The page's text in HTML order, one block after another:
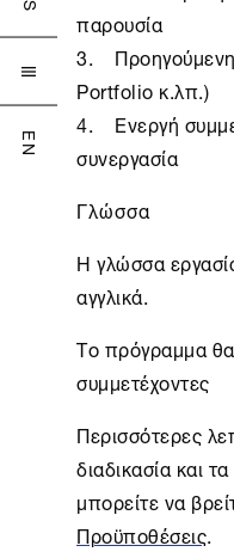

EN
παρουσία
Portfolio κ.λπ.)
Ενεργή
συνεργασία
Γλώσσα
Η γλώσσα
αγγλικά.
Το πρόγραμμα
συμμετέχοντες
Περισσότερες
διαδικασία και
μπορείτε να
Προϋποθέσεις.